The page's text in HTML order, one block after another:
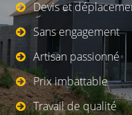
Devis et
Sans engagement
Artisan passionné
Prix imbattable
Travail de qualité